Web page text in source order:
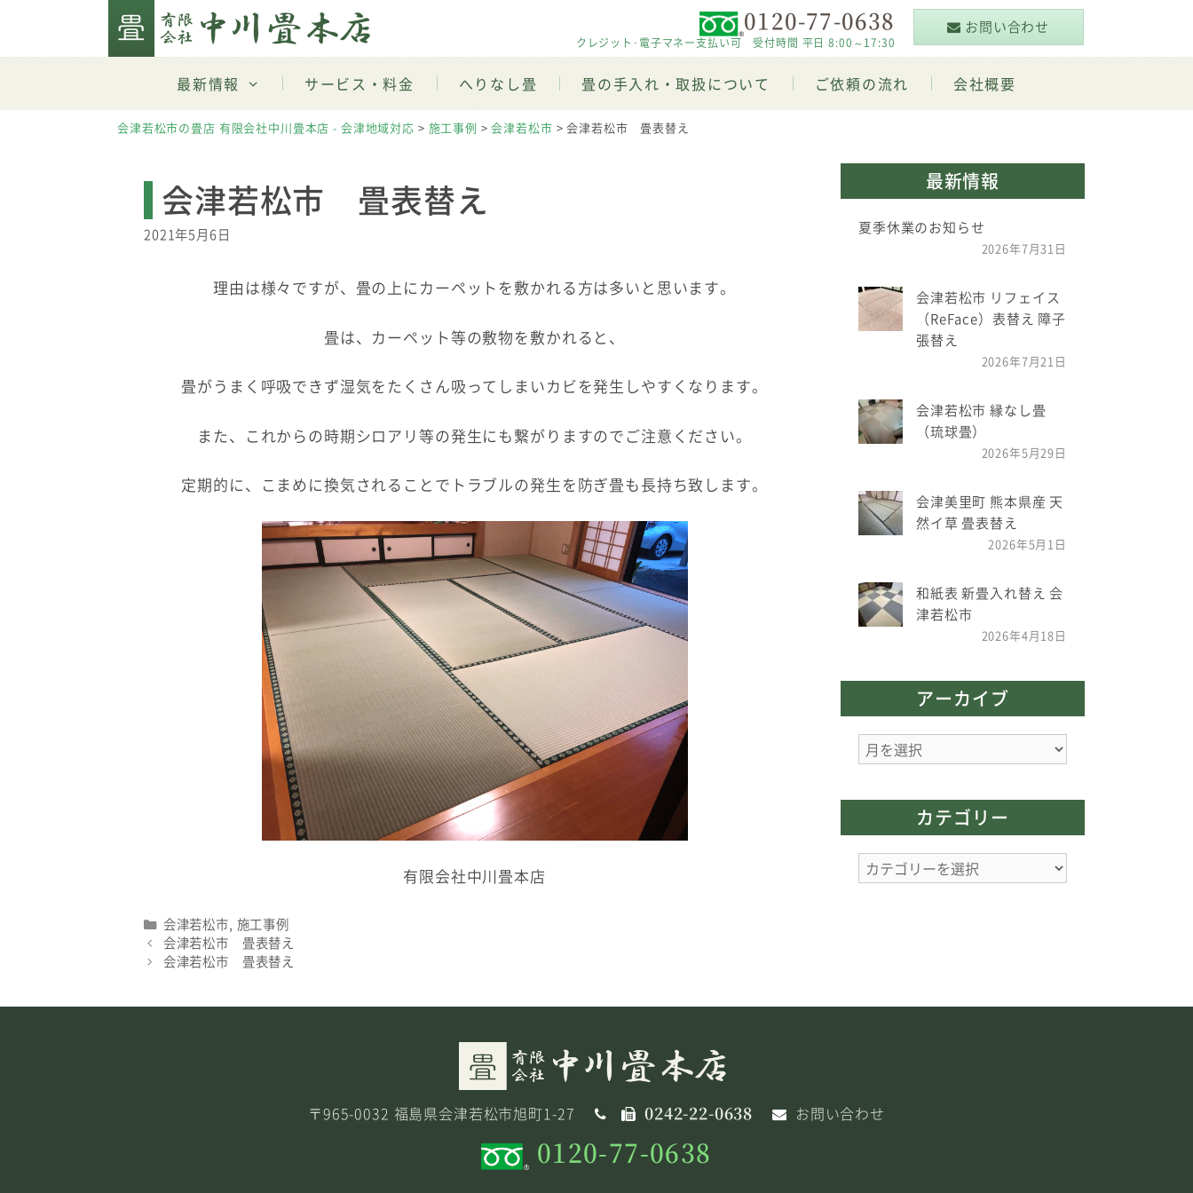
0120-77-0638
クレジット･電子マネー支払い可 受付時間 平日 8:00～17:30
お問い合わせ
最新情報 サービス・料金 へりなし畳 畳の手入れ・取扱について ご依頼の流れ 会社概要
会津若松市の畳店 有限会社中川畳本店 - 会津地域対応 > 施工事例 >会津若松市 >会津若松市 畳表替え
会津若松市 畳表替え
2021年5月6日
理由は様々ですが、畳の上にカーペットを敷かれる方は多いと思います。
畳は、カーペット等の敷物を敷かれると、
畳がうまく呼吸できず湿気をたくさん吸ってしまいカビを発生しやすくなります。
また、これからの時期シロアリ等の発生にも繋がりますのでご注意ください。
定期的に、こまめに換気されることでトラブルの発生を防ぎ畳も長持ち致します。
有限会社中川畳本店
Categories
会津若松市, 施工事例
会津若松市 畳表替え
会津若松市 畳表替え
最新情報
夏季休業のお知らせ
2026年7月31日
会津若松市 リフェイス
（ReFace）表替え 障子
張替え
2026年7月21日
会津若松市 縁なし畳
（琉球畳）
2026年5月29日
会津美里町 熊本県産 天
然イ草 畳表替え
2026年5月1日
和紙表 新畳入れ替え 会
津若松市
2026年4月18日
アーカイブ
ア
ー
カ
カテゴリー
カ
テ
〒965-0032 福島県会津若松市旭町1-27 0242-22-0638 お問い合わせ
0120-77-0638